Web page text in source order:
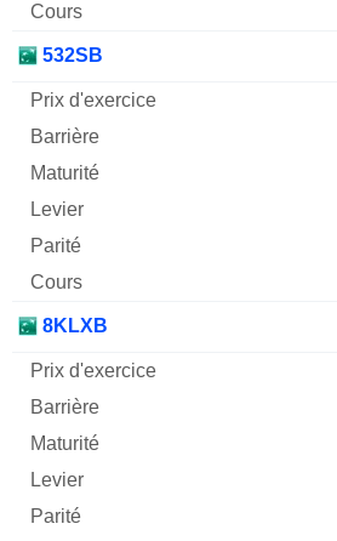
532SB
8KLXB